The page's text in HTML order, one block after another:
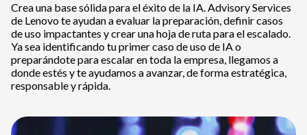
Crea una base sólida para el éxito de la IA. Advisory Services
de Lenovo te ayudan a evaluar la preparación, definir casos
de uso impactantes y crear una hoja de ruta para el escalado.
Ya sea identificando tu primer caso de uso de IA o
preparándote para escalar en toda la empresa, llegamos a
donde estés y te ayudamos a avanzar, de forma estratégica,
responsable y rápida.